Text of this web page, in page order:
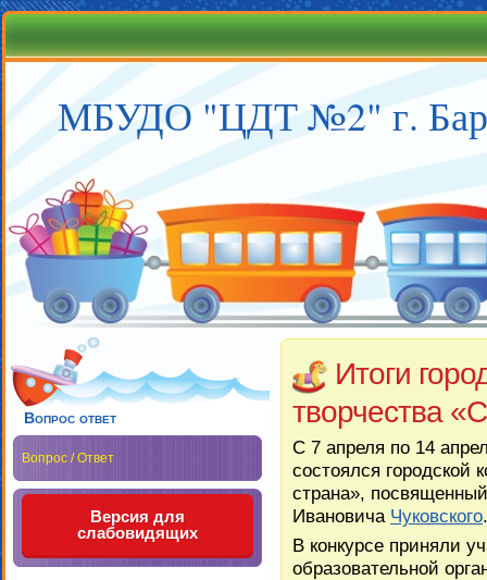
МБУДО "ЦДТ №2" г.
Вопрос ответ
Вопрос / Ответ
Версия для
слабовидящих
Итоги
творчества
С 7 апреля по 14
состоялся городской
страна», посвященный
Ивановича Чуковского.
В конкурсе приняли
образовательной